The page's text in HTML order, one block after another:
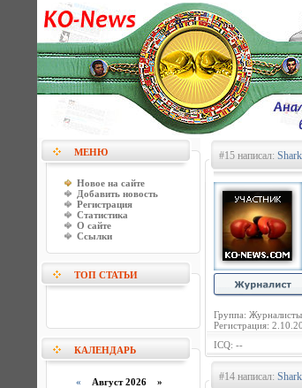
МЕНЮ
Новое на сайте
Добавить новость
Регистрация
Статистика
О сайте
Ссылки
ТОП СТАТЬИ
КАЛЕНДАРЬ
« Август 2026 »
#15 написал: Shark
Группа: Журналисты
Регистрация:
ICQ: --
#14 написал: Shark